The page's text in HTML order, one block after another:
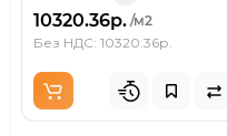
10320.36р. /м2
Без НДС: 10320.36р.